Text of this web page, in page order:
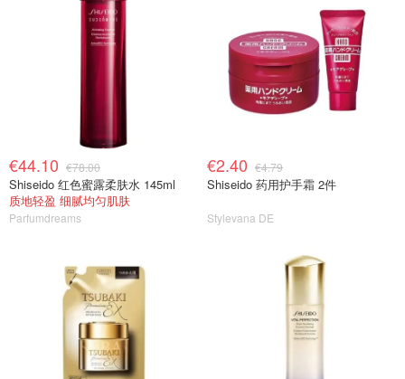
€44.10 €78.00
Shiseido 红色蜜露柔肤水 145ml
质地轻盈 细腻均匀肌肤
Parfumdreams
€2.40 €4.79
Shiseido 药用护手霜 2件
Stylevana DE